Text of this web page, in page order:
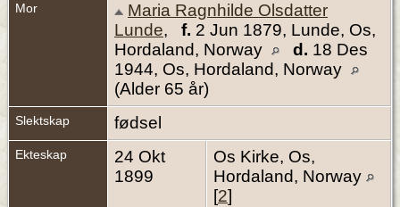
Mor
Maria Ragnhilde Olsdatter
Lunde, f. 2 Jun 1879, Lunde, Os,
Hordaland, Norway
d. 18 Des
1944, Os, Hordaland, Norway
(Alder 65 år)
Slektskap fødsel
Ekteskap
24 Okt
1899
Os Kirke, Os,
Hordaland, Norway
[2]